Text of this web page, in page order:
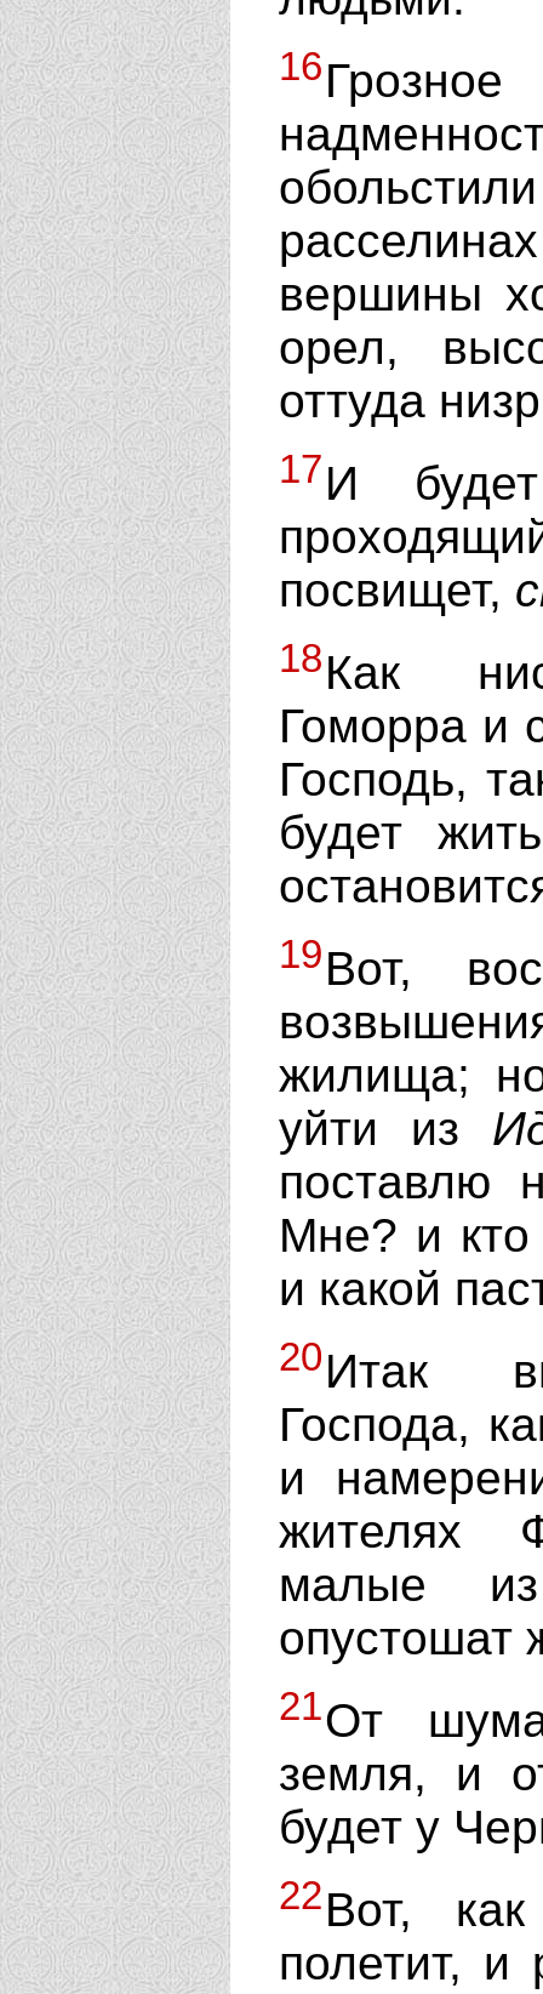
16
вершины
орел,
оттуда
17И
посвищет,
18Как
Гоморра и
Господь,
будет
19Вот,
жилища;
уйти из
поставлю
Мне? и кто
и какой
20Итак
Господа,
и
жителях
малые
опустошат
21От шума
земля, и
будет у
22Вот,
полетит, и